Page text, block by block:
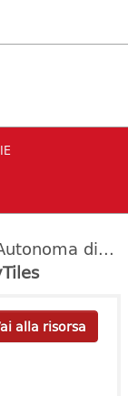
di...
alla risorsa